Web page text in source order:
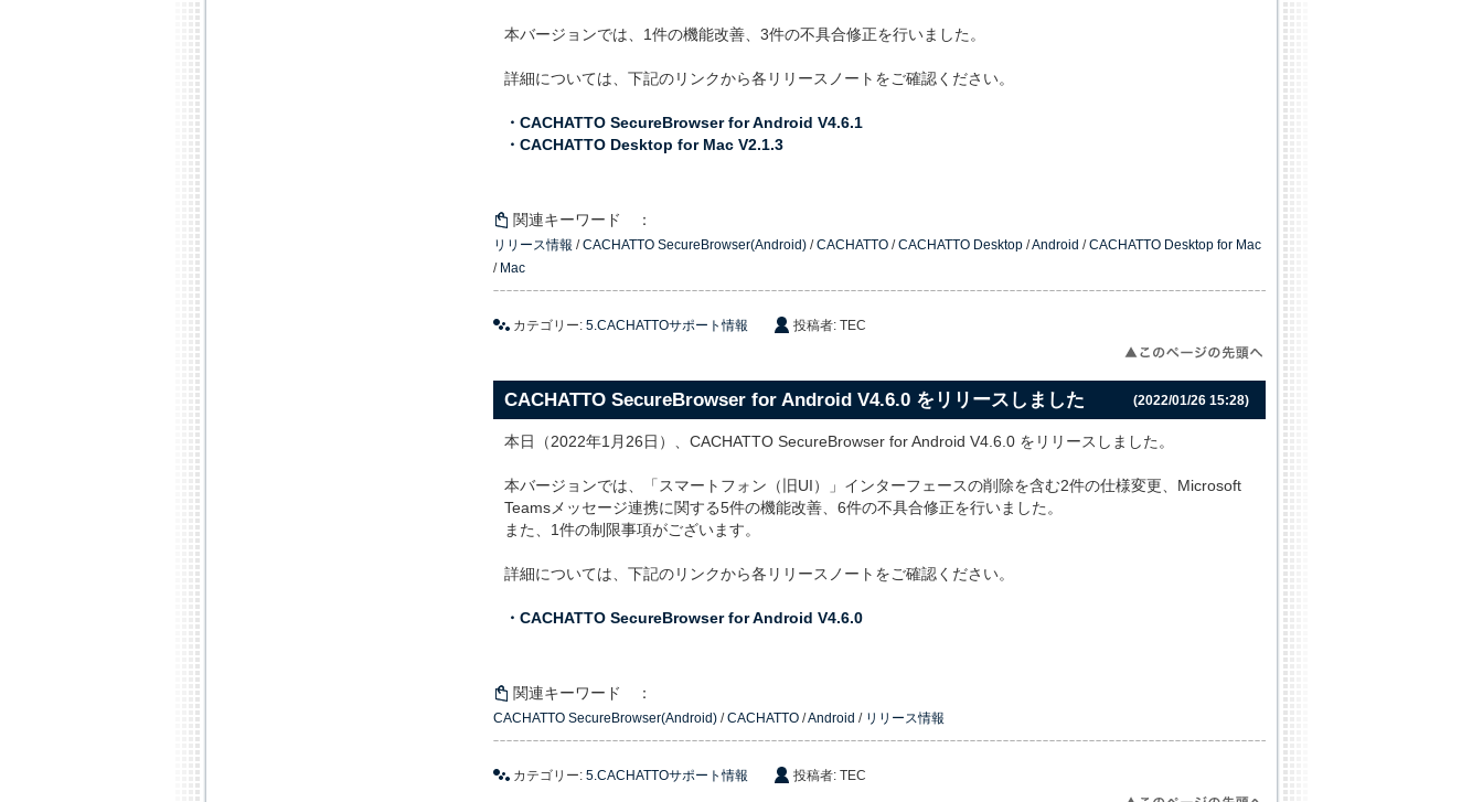
本バージョンでは、1件の機能改善、3件の不具合修正を行いました。
詳細については、下記のリンクから各リリースノートをご確認ください。
・CACHATTO SecureBrowser for Android V4.6.1
・CACHATTO Desktop for Mac V2.1.3
関連キーワード ：
リリース情報 /CACHATTO SecureBrowser(Android) /CACHATTO /CACHATTO Desktop /Android /CACHATTO Desktop for Mac
/ Mac
カテゴリー: 5.CACHATTOサポート情報 投稿者: TEC
(2022/01/26 15:28)
CACHATTO SecureBrowser for Android V4.6.0 をリリースしました
本日（2022年1月26日）、CACHATTO SecureBrowser for Android V4.6.0 をリリースしました。
本バージョンでは、「スマートフォン（旧UI）」インターフェースの削除を含む2件の仕様変更、Microsoft
Teamsメッセージ連携に関する5件の機能改善、6件の不具合修正を行いました。
また、1件の制限事項がございます。
詳細については、下記のリンクから各リリースノートをご確認ください。
・CACHATTO SecureBrowser for Android V4.6.0
関連キーワード ：
CACHATTO SecureBrowser(Android) /CACHATTO /Android / リリース情報
カテゴリー: 5.CACHATTOサポート情報 投稿者: TEC